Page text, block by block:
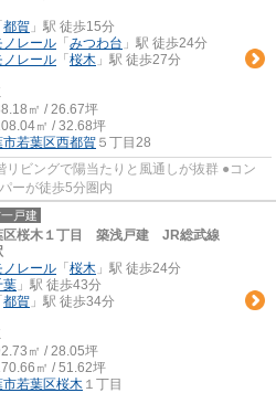
都賀 」駅 徒歩15分
ノレール 「 みつわ台 」駅 徒歩24分
ノレール 「 桜木 」駅 徒歩27分
㎡ / 26.67坪
㎡ / 32.68坪
市若葉区西都賀 ５丁目28
ビングで陽当たりと風通しが抜群 ●コン
ーが徒歩5分圏内
戸建
区桜木１丁目 築浅戸建 JR総武線
ノレール 「 桜木 」駅 徒歩24分
葉 」駅 徒歩43分
都賀 」駅 徒歩34分
㎡ / 28.05坪
㎡ / 51.62坪
市若葉区桜木 １丁目